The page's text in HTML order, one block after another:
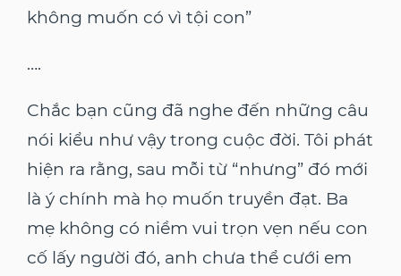
không muốn có vì tội con”
….
Chắc bạn cũng đã nghe đến những câu
nói kiểu như vậy trong cuộc đời. Tôi phát
hiện ra rằng, sau mỗi từ “nhưng” đó mới
là ý chính mà họ muốn truyền đạt. Ba
mẹ không có niềm vui trọn vẹn nếu con
cố lấy người đó, anh chưa thể cưới em